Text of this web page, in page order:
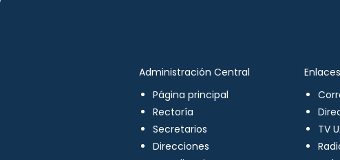
Administración Central
Página principal
Rectoría
Secretarios
Direcciones
Enlaces
TV